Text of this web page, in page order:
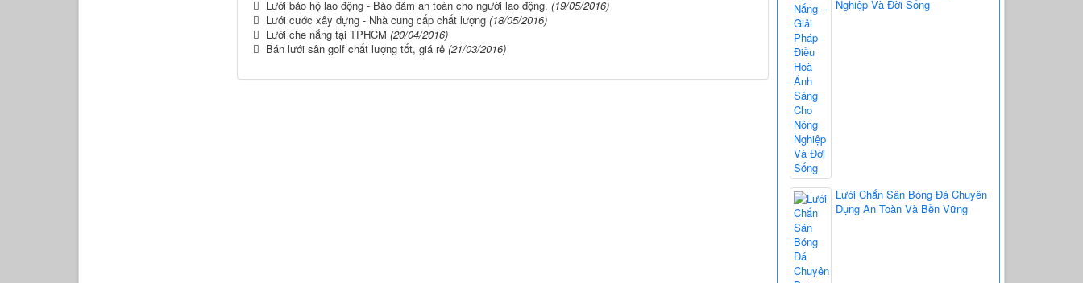
Lưới bảo hộ lao động - Bảo đảm an toàn cho người lao động. (19/05/2016)
Lưới cước xây dựng - Nhà cung cấp chất lượng (18/05/2016)
Lưới che nắng tại TPHCM (20/04/2016)
Bán lưới sân golf chất lượng tốt, giá rẻ (21/03/2016)
Nghiệp Và Đời Sống
Lưới Chắn Sân Bóng Đá Chuyên
Dụng An Toàn Và Bền Vững